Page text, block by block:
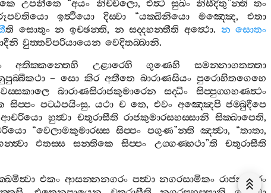
උපනීතෙ “අයං නිච‍්චලො, එත්‍ථ සුඛං නිසීදිතු”න‍්ති තං
ඉත්‍ථියො දිස‍්වා “යක‍්ඛිනියො මඤ‍්ඤෙ, එතා
ති සොතුං න ඉච‍්ඡන‍්ති, න සද‍්දහන‍්තීති අත්‍ථො. න සොතං
වුත‍්තවිපරියායෙන වෙදිතබ‍්බානි.
අතික‍්කන‍්තෙහි උළාරෙහි ගුණෙහි
සමන‍්නාගතත‍්තා
–සො කිර අතීතෙ බාරාණසියං පුරොහිතගෙහෙ
බාරාණසිරාජකුමාරෙන සද‍්ධිං
සිප‍්පුග‍්ගහණත්‍ථං
සිප‍්පං පට‍්ඨපයිංසු.යථා ච තෙ, එවං අඤ‍්ඤෙපි ජම‍්බුදීපෙ
හුත්‍වා චතුරාසීති රාජකුමාරසහස‍්සානි සික‍්ඛාපෙති,
“වෙලාමකුමාරස‍්ස සිප‍්පං පගුණ”න‍්ති ඤත්‍වා, “තාතා,
එතස‍්ස සන‍්තිකෙ සිප‍්පං උග‍්ගණ‍්හථා”ති
චතුරාසීති
එකං ආසන‍්නනගරං පත්‍වා නගරසාමිකං රාජකුමාරං